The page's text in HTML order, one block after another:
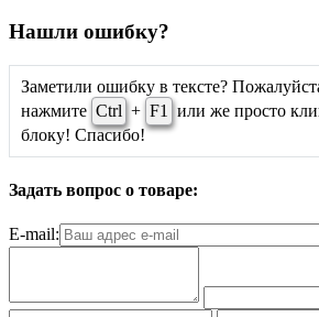
Нашли ошибку?
Заметили ошибку в тексте?
нажмите Ctrl + F1
или же просто
блоку! Спасибо!
Задать вопрос о товаре:
E-mail: